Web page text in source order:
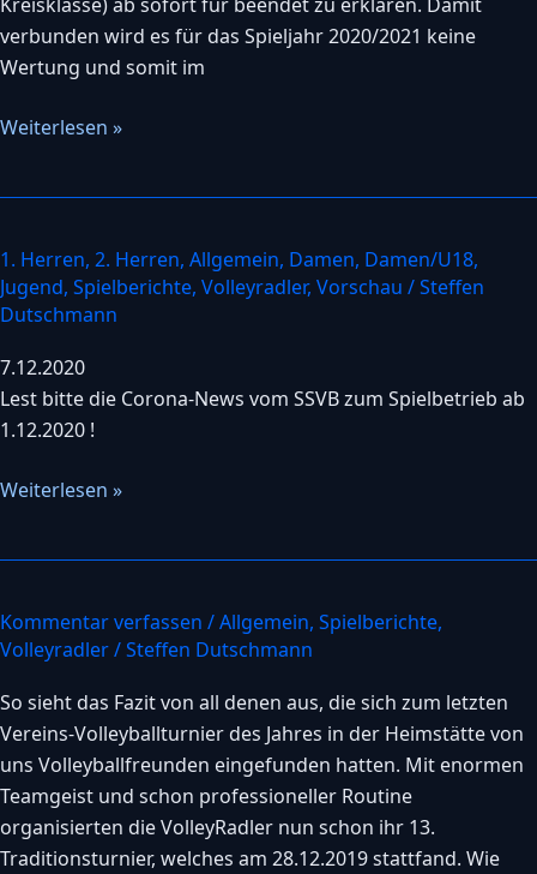
verbunden wird es für das Spieljahr 2020/2021 keine
Wertung und somit im
Weiterlesen »
1. Herren, 2. Herren, Allgemein, Damen, Damen/U18,
Jugend, Spielberichte, Volleyradler, Vorschau /Steffen
Dutschmann
7.12.2020
Lest bitte die Corona-News vom SSVB zum Spielbetrieb ab
1.12.2020 !
Festlegungen
zum
Spielbetrieb
(Corona)
ab
1.12.2020
Weiterlesen »
Kommentar verfassen /Allgemein, Spielberichte,
Volleyradler/Steffen Dutschmann
So sieht das Fazit von all denen aus, die sich zum letzten
Vereins-Volleyballturnier des Jahres in der Heimstätte von
uns Volleyballfreunden eingefunden hatten. Mit enormen
Teamgeist und schon professioneller Routine
organisierten die VolleyRadler nun schon ihr 13.
Traditionsturnier, welches am 28.12.2019 stattfand. Wie
Eine
wiederum
gelungene
Sache
—
das
Radlerturnier